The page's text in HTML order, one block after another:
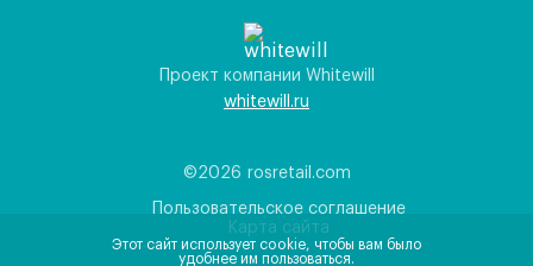
©2026 rosretail.com
Пользовательское соглашение
Карта сайта
Проект компании Whitewill
whitewill.ru
Этот сайт использует cookie, чтобы вам было
удобнее им пользоваться.